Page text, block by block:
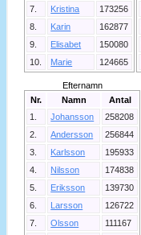
7.
Kristina
173256
8.
Karin
162877
9.
Elisabet
150080
10.
Marie 124665
Efternamn
Nr.
Namn
Antal
1.
Johansson
258208
2.
Andersson
256844
3.
Karlsson
195933
4.
Nilsson
174838
5.
Eriksson
139730
6.
Larsson
126722
7.
Olsson
111167